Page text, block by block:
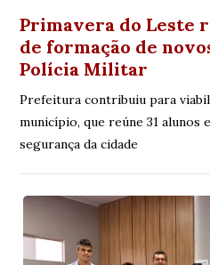
Primavera do Leste
de formação de
Polícia Militar
Prefeitura contribuiu para
município, que reúne 31
segurança da cidade